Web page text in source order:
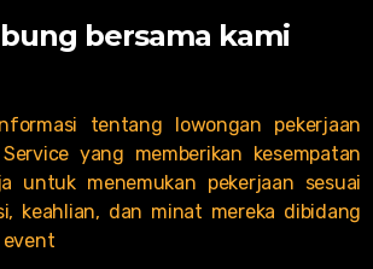
bersama kami
tentang lowongan pekerjaan
yang memberikan kesempatan
untuk menemukan pekerjaan sesuai
keahlian, dan minat mereka dibidang
event